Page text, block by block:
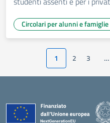
Circolari per alunni e famiglie
1 2 3 …